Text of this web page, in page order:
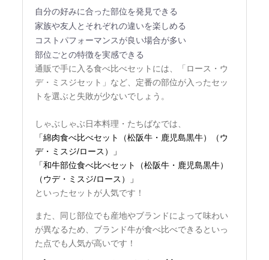
自分の好みに合った部位を発見できる
家族や友人とそれぞれの違いを楽しめる
コストパフォーマンスが良い場合が多い
部位ごとの特徴を実感できる
通販で手に入る食べ比べセットには、「ロース・ウ
デ・ミスジセット」など、定番の部位が入ったセッ
トを選ぶと失敗が少ないでしょう。
しゃぶしゃぶ日本料理・たちばなでは、
「綿肉食べ比べセット（松阪牛・鹿児島黒牛）（ウ
デ・ミスジ/ロース）」
「和牛部位食べ比べセット（松阪牛・鹿児島黒牛）
（ウデ・ミスジ/ロース）」
といったセットが人気です！
また、同じ部位でも産地やブランドによって味わい
が異なるため、ブランド牛が食べ比べできるといっ
た点でも人気が高いです！